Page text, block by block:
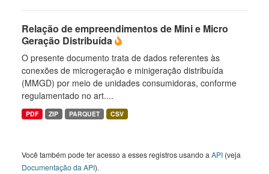
Relação de empreendimentos de Mini e Micro
Geração Distribuída
O presente documento trata de dados referentes às
conexões de microgeração e minigeração distribuída
(MMGD) por meio de unidades consumidoras, conforme
regulamentado no art....
PDF ZIP PARQUET CSV
Você também pode ter acesso a esses registros usando a API (veja
Documentação da API).